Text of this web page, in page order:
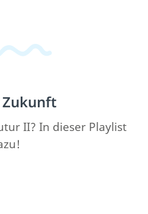
II? In dieser Playlist